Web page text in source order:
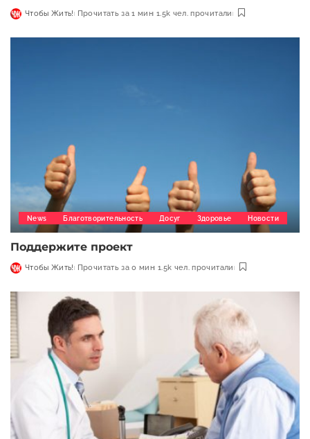
Чтобы Жить! Прочитать за 1 мин 1.5k чел. прочитали
News Благотворительность Досуг Здоровье Новости
Поддержите проект
Чтобы Жить! Прочитать за 0 мин 1.5k чел. прочитали